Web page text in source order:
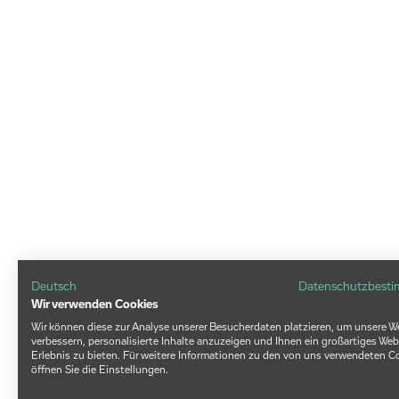
Deutsch
Wir verwenden Cookies
Wir können diese zur Analyse unserer Besucherdaten platzieren, um unsere
verbessern, personalisierte Inhalte anzuzeigen und Ihnen ein großartiges
Erlebnis zu bieten. Für weitere Informationen zu den von uns verwendeten
öffnen Sie die Einstellungen.